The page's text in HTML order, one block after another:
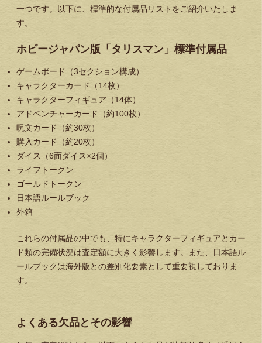
一つです。以下に、標準的な付属品リストをご紹介いたしま
す。
ホビージャパン版「タリスマン」標準付属品
ゲームボード（3セクション構成）
キャラクターカード（14枚）
キャラクターフィギュア（14体）
アドベンチャーカード（約100枚）
呪文カード（約30枚）
購入カード（約20枚）
ダイス（6面ダイス×2個）
ライフトークン
ゴールドトークン
日本語ルールブック
外箱
これらの付属品の中でも、特にキャラクターフィギュアとカー
ド類の完備状況は査定額に大きく影響します。また、日本語ル
ールブックは海外版との差別化要素として重要視しておりま
す。
よくある欠品とその影響